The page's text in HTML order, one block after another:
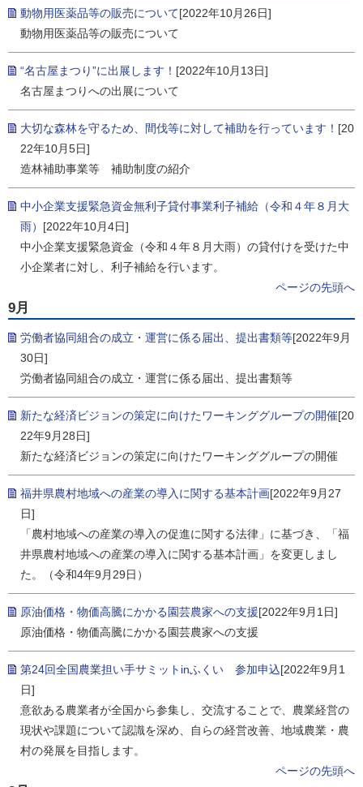
動物用医薬品等の販売について[2022年10月26日]
動物用医薬品等の販売について
“名古屋まつり”に出展します！ [2022年10月13日]
名古屋まつりへの出展について
大切な森林を守るため、間伐等に対して補助を行っています！ [20
22年10月5日]
造林補助事業等 補助制度の紹介
中小企業支援緊急資金無利子貸付事業利子補給（令和４年８月大
雨） [2022年10月4日]
中小企業支援緊急資金（令和４年８月大雨）の貸付けを受けた中
小企業者に対し、利子補給を行います。
ページの先頭へ
9月
労働者協同組合の成立・運営に係る届出、提出書類等[2022年9月
30日]
労働者協同組合の成立・運営に係る届出、提出書類等
新たな経済ビジョンの策定に向けたワーキンググループの開催[20
22年9月28日]
新たな経済ビジョンの策定に向けたワーキンググループの開催
福井県農村地域への産業の導入に関する基本計画[2022年9月27
日]
「農村地域への産業の導入の促進に関する法律」に基づき、「福
井県農村地域への産業の導入に関する基本計画」を変更しまし
た。（令和4年9月29日）
原油価格・物価高騰にかかる園芸農家への支援[2022年9月1日]
原油価格・物価高騰にかかる園芸農家への支援
第24回全国農業担い手サミットinふくい 参加申込[2022年9月1
日]
意欲ある農業者が全国から参集し、交流することで、農業経営の
現状や課題について認識を深め、自らの経営改善、地域農業・農
村の発展を目指します。
ページの先頭へ